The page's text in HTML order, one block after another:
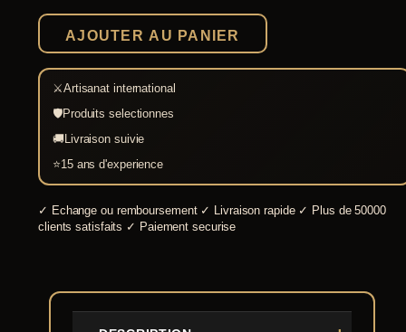
AJOUTER AU PANIER
⚔Artisanat international
🛡Produits selectionnes
🚚Livraison suivie
⭐15 ans d'experience
✓ Echange ou remboursement ✓ Livraison rapide ✓ Plus de 50000
clients satisfaits ✓ Paiement securise